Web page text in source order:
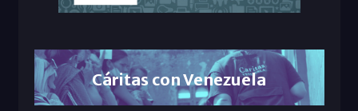
Cáritas con Venezuela